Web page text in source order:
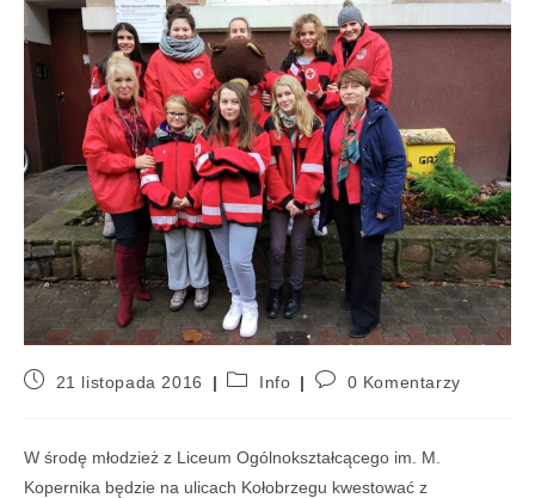
21 listopada 2016 Info 0 Komentarzy
W środę młodzież z Liceum Ogólnokształcącego im. M.
Kopernika będzie na ulicach Kołobrzegu kwestować z